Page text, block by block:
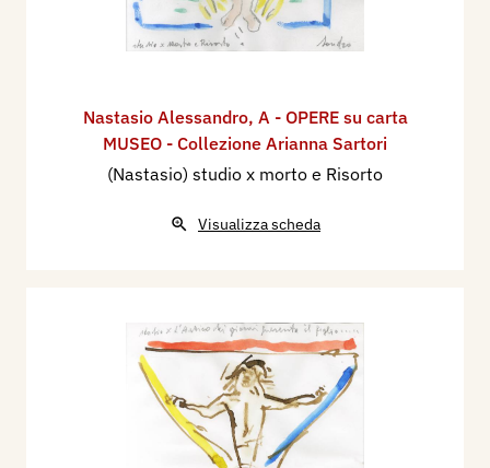
Nastasio Alessandro, A - OPERE su carta
MUSEO - Collezione Arianna Sartori
(Nastasio) studio x morto e Risorto
Visualizza scheda